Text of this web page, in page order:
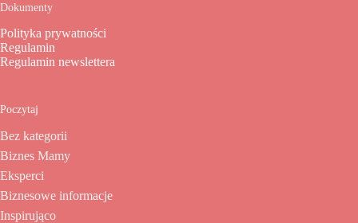
Dokumenty
Polityka prywatności
Regulamin
Regulamin newslettera
Poczytaj
Bez kategorii
Biznes Mamy
Eksperci
Biznesowe informacje
Inspirująco